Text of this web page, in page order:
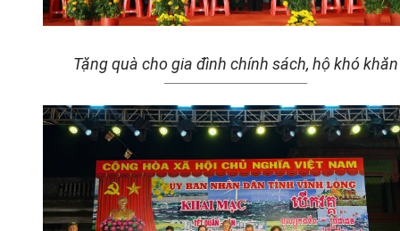
Tặng quà cho gia đình chính sách, hộ khó khăn